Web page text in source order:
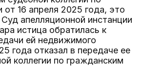
16 апреля 2025 года, это
апелляционной инстанции
истица обратилась к
ей недвижимого
года отказал в передаче ее
коллегии по гражданским